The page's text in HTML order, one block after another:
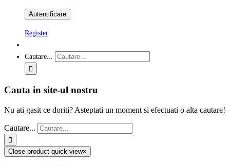
Register
Cautare...
Cauta in site-ul nostru
Nu ati gasit ce doriti? Asteptati un moment si efectuati o alta cautare!
Cautare...
Close product quick view×